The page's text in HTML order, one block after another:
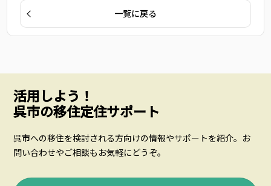
一覧に戻る
活用しよう！
呉市の移住定住サポート
呉市への移住を検討される方向けの情報やサポートを紹介。お
問い合わせやご相談もお気軽にどうぞ。